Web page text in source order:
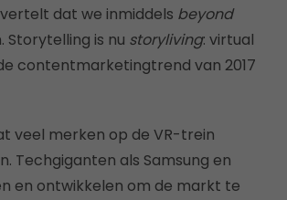
vertelt dat we inmiddels beyond
Storytelling is nu storyliving: virtual
contentmarketingtrend van 2017
veel merken op de VR-trein
Techgiganten als Samsung en
en ontwikkelen om de markt te